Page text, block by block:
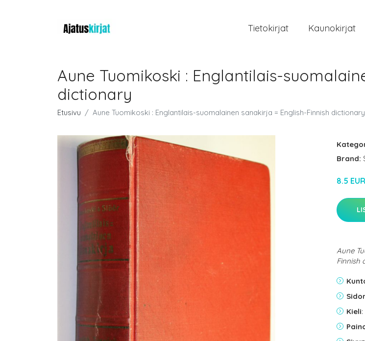
Tietokirjat Kaunokirjat
Aune Tuomikoski : Englantilais-
dictionary
Etusivu Aune Tuomikoski : Englantilais-suomalainen sanakirja = English-Finnish dictionary
Brand:
8.5 EUR
Aune
Finnish
Kieli